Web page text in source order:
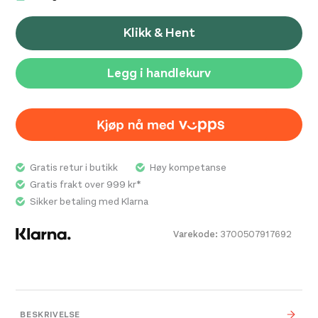
Klikk & Hent
Legg i handlekurv
Varekode: 3700507917692
Gratis retur i butikk
Høy kompetanse
Gratis frakt over 999 kr*
Sikker betaling med Klarna
BESKRIVELSE